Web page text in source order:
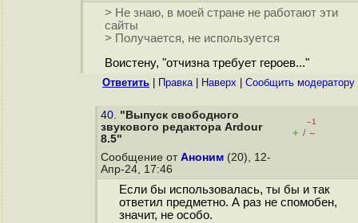
> Не знаю, в моей стране не работают эти
сайты
> Получается, не используется
Воистену, "отчизна требует героев..."
Ответить Правка| Наверх Cообщить модератору
40. "Выпуск свободного
звукового редактора Ardour
8.5"
–1
+ / –
Сообщение от Аноним (20), 12-
Апр-24, 17:46
Если бы использовалась, ты бы и так
ответил предметно. А раз не спомобен,
значит, не особо.